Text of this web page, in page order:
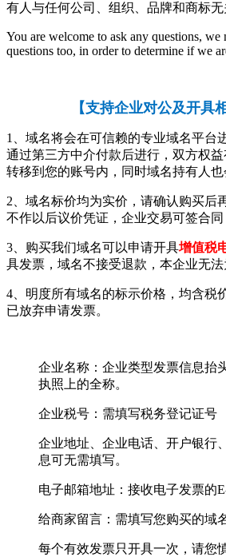
有人与任何公司、组织、品牌和商标无
You are welcome to ask any questions, we
questions too, in order to determine if we
【支持企业对公及开具
1、域名将会在可信赖的专业域名平台
通过第三方中介付款后进行，双方权
转移到您的账号内，同时域名持有人也
2、域名标价均为实价，请确认购买后
不作以后议价凭证，企业交易可签合同
3、购买我们域名可以申请开具增值税
具发票，域名不接受退款，本企业无法
4、明度所有域名的标示价格，均含税
已放弃申请发票。
企业名称：企业类型发票信息抬
执照上的全称。
企业税号：需填写税务登记证号
企业地址、企业电话、开户银行
息可无需填写。
电子邮箱地址：接收电子发票的
给商家留言：需填写您购买的域
每个有效发票只开具一次，请您